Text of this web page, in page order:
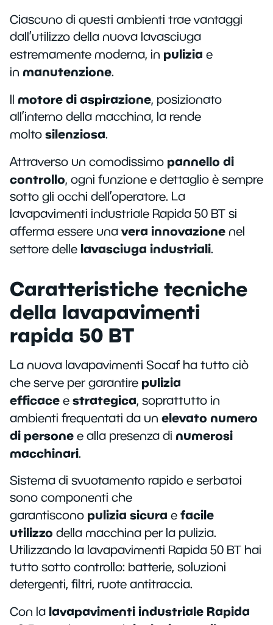
Ciascuno di questi ambienti trae vantaggi
dall’utilizzo della nuova lavasciuga
estremamente moderna, in pulizia e
in manutenzione.
Il motore di aspirazione, posizionato
all’interno della macchina, la rende
molto silenziosa.
Attraverso un comodissimo pannello di
controllo, ogni funzione e dettaglio è sempre
sotto gli occhi dell’operatore. La
lavapavimenti industriale Rapida 50 BT si
afferma essere unavera innovazione nel
settore delle lavasciuga industriali.
Caratteristiche tecniche
della lavapavimenti
rapida 50 BT
La nuova lavapavimenti Socaf ha tutto ciò
che serve per garantire pulizia
efficace e strategica, soprattutto in
ambienti frequentati da un elevato numero
di persone e alla presenza di numerosi
macchinari.
Sistema di svuotamento rapido e serbatoi
sono componenti che
garantiscono pulizia sicura e facile
utilizzo della macchina per la pulizia.
Utilizzando la lavapavimenti Rapida 50 BT hai
tutto sotto controllo: batterie, soluzioni
detergenti, filtri, ruote antitraccia.
Con la lavapavimenti industriale Rapida